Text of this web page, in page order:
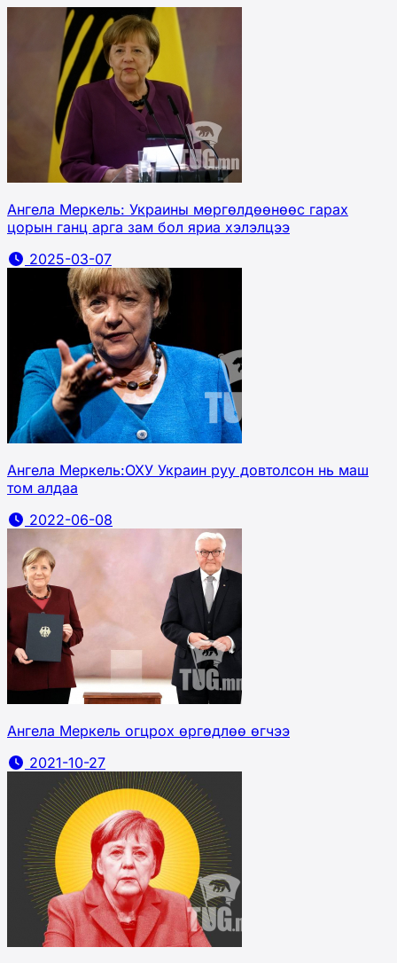
Ангела Меркель: Украины мөргөлдөөнөөс гарах
цорын ганц арга зам бол яриа хэлэлцээ
2025-03-07
Ангела Меркель:ОХУ Украин руу довтолсон нь маш
том алдаа
2022-06-08
Ангела Меркель огцрох өргөдлөө өгчээ
2021-10-27